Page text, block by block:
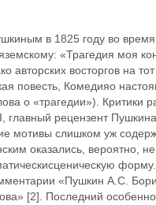
в 1825 году во
«Трагедия моя
авторских восторгов на
повесть, Комедияо
о «трагедии»). Критики
рецензент
мотивы ‬слишком уж
оказались, вероятно,
«Пушкин А.С.
[2]. Последний